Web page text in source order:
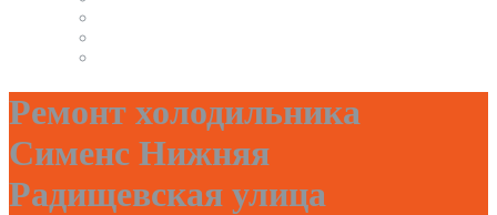
Ремонт холодильника
Сименс Нижняя
Радищевская улица